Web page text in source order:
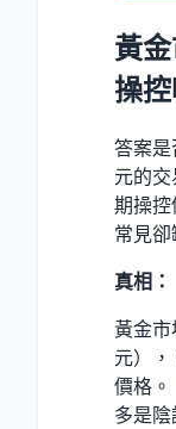
黃
操
答案
元的
期操
常見卻
真相：
黃金
元）
價格
多是陰